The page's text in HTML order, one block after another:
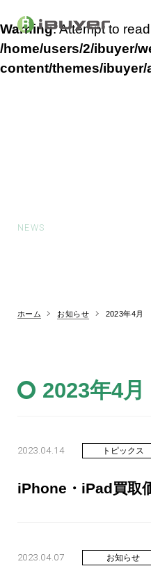
Warning: Attempt to
/home/users/2/ibuyer/
content/themes/
NEWS
ホーム お知らせ 2023年4月
2023年4月
2023.04.14 トピックス
iPhone・iPad買取
2023.04.07 お知らせ